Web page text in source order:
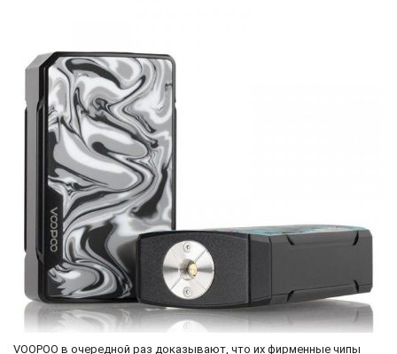
VOOPOO в очередной раз доказывают, что их фирменные чипы